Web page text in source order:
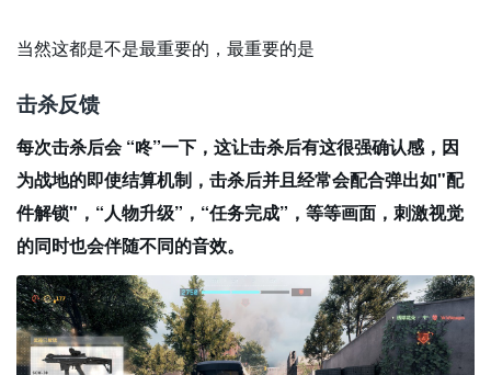
当然这都是不是最重要的，最重要的是
击杀反馈
每次击杀后会 “咚”一下，这让击杀后有这很强确认感，因
为战地的即使结算机制，击杀后并且经常会配合弹出如"配
件解锁"，“人物升级”，“任务完成”，等等画面，刺激视觉
的同时也会伴随不同的音效。